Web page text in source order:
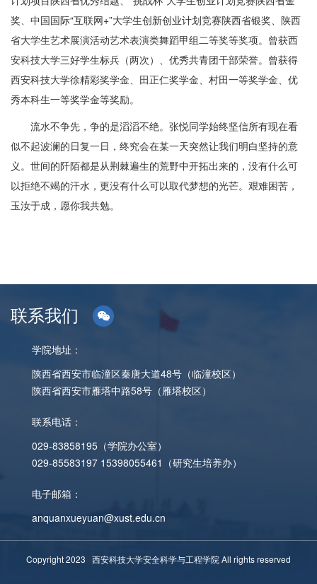
奖、中国国际“互联网+”大学生创新创业计划竞赛陕西省银奖、陕西
省大学生艺术展演活动艺术表演类舞蹈甲组二等奖等奖项。曾获西
安科技大学三好学生标兵（两次）、优秀共青团干部荣誉。曾获得
西安科技大学徐精彩奖学金、田正仁奖学金、村田一等奖学金、优
秀本科生一等奖学金等奖励。
流水不争先，争的是滔滔不绝。张悦同学始终坚信所有现在看
似不起波澜的日复一日，终究会在某一天突然让我们明白坚持的意
义。世间的阡陌都是从荆棘遍生的荒野中开拓出来的，没有什么可
以拒绝不竭的汗水，更没有什么可以取代梦想的光芒。艰难困苦，
玉汝于成，愿你我共勉。
联系我们
学院地址：
陕西省西安市临潼区秦唐大道48号（临潼校区）
陕西省西安市雁塔中路58号（雁塔校区）
联系电话：
029-83858195（学院办公室）
029-85583197 15398055461（研究生培养办）
电子邮箱：
anquanxueyuan@xust.edu.cn
Copyright 2023 西安科技大学安全科学与工程学院 All rights reserved